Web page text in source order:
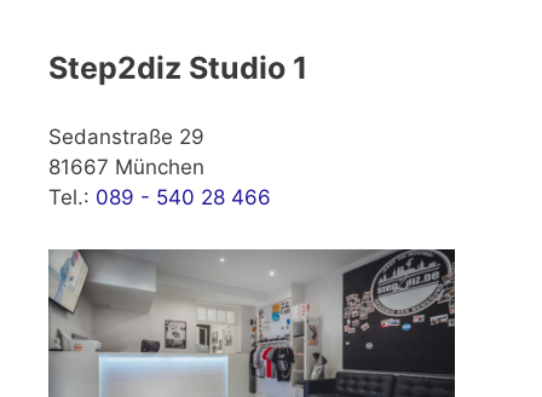
Step2diz Studio 1
Sedanstraße 29
81667 München
Tel.: 089 - 540 28 466